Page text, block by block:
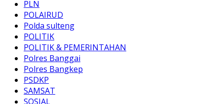
PLN
POLAIRUD
Polda sulteng
POLITIK
POLITIK & PEMERINTAHAN
Polres Banggai
Polres Bangkep
PSDKP
SAMSAT
SOSIAL